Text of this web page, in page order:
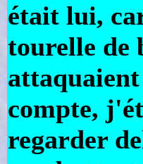
était lui,
tourelle de
compte,
regarder